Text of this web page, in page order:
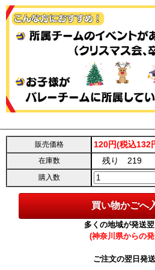
販売価格 120円(税込132
在庫数 残り 219
購入数
多くの地域が発送
(神奈川県からの
ご注文の翌日発